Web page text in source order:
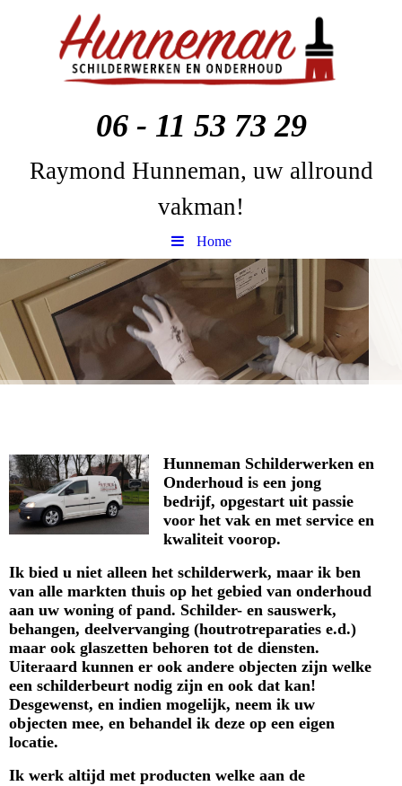
06 - 11 53 73 29
Raymond Hunneman, uw allround
vakman!
Home
Hunneman Schilderwerken en
Onderhoud is een jong
bedrijf, opgestart uit passie
voor het vak en met service en
kwaliteit voorop.
Ik bied u niet alleen het schilderwerk, maar ik ben
van alle markten thuis op het gebied van onderhoud
aan uw woning of pand. Schilder- en sauswerk,
behangen, deelvervanging (houtrotreparaties e.d.)
maar ook glaszetten behoren tot de diensten.
Uiteraard kunnen er ook andere objecten zijn welke
een schilderbeurt nodig zijn en ook dat kan!
Desgewenst, en indien mogelijk, neem ik uw
objecten mee, en behandel ik deze op een eigen
locatie.
Ik werk altijd met producten welke aan de